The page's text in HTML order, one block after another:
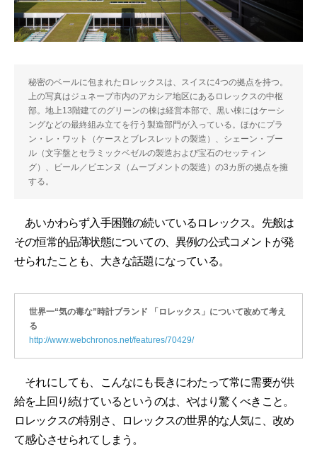
秘密のベールに包まれたロレックスは、スイスに4つの拠点を持つ。
上の写真はジュネーブ市内のアカシア地区にあるロレックスの中枢
部。地上13階建てのグリーンの棟は経営本部で、黒い棟にはケーシ
ングなどの最終組み立てを行う製造部門が入っている。ほかにプラ
ン・レ・ワット（ケースとブレスレットの製造）、シェーン・ブー
ル（文字盤とセラミックベゼルの製造および宝石のセッティン
グ）、ビール／ビエンヌ（ムーブメントの製造）の3カ所の拠点を擁
する。
あいかわらず入手困難の続いているロレックス。先般は
その恒常的品薄状態についての、異例の公式コメントが発
せられたことも、大きな話題になっている。
世界一“気の毒な”時計ブランド 「ロレックス」について改めて考え
る
http://www.webchronos.net/features/70429/
それにしても、こんなにも長きにわたって常に需要が供
給を上回り続けているというのは、やはり驚くべきこと。
ロレックスの特別さ、ロレックスの世界的な人気に、改め
て感心させられてしまう。